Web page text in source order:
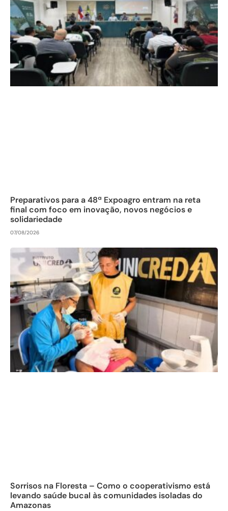
Preparativos para a 48ª Expoagro entram na reta
final com foco em inovação, novos negócios e
solidariedade
07/08/2026
Sorrisos na Floresta – Como o cooperativismo está
levando saúde bucal às comunidades isoladas do
Amazonas